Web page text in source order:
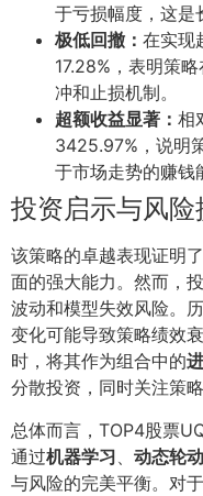
于亏损幅度，这是
极低回撤： 在实现
17.28%，表明策
冲和止损机制。
超额收益显著： 相
3425.97%，说明
于市场走势的赚钱
投资启示与风险
该策略的卓越表现证明
面的强大能力。然而，
波动和模型失效风险。
变化可能导致策略绩效
时，将其作为组合中的
分散投资，同时关注策
总体而言，TOP4股票
通过机器学习 动态轮动
与风险的完美平衡。对